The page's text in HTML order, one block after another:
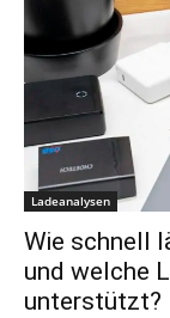
Ladeanalysen
Wie schnell
und welche
unterstützt?